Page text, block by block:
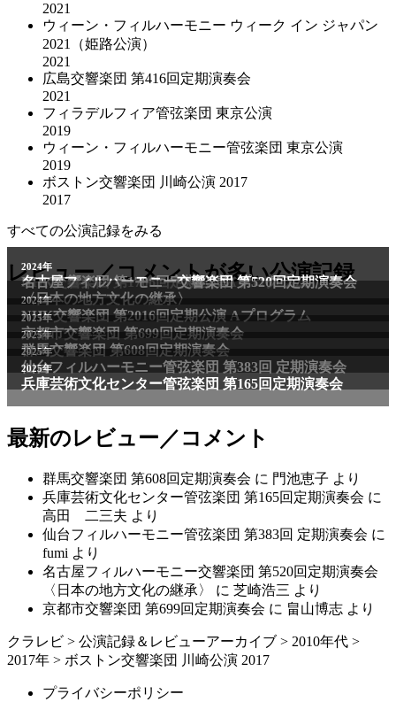
2021
ウィーン・フィルハーモニー ウィーク イン ジャパン
2021（姫路公演）
2021
広島交響楽団 第416回定期演奏会
2021
フィラデルフィア管弦楽団 東京公演
2019
ウィーン・フィルハーモニー管弦楽団 東京公演
2019
ボストン交響楽団 川崎公演 2017
2017
すべての公演記録をみる
レビュー／コメントが多い公演記録
2011年
NHK交響楽団 第1706回定期公演Aプログラム
2024年
名古屋フィルハーモニー交響楽団 第520回定期演奏会
〈日本の地方文化の継承〉
2024年
NHK交響楽団 第2016回定期公演 Aプログラム
2025年
京都市交響楽団 第699回定期演奏会
2025年
群馬交響楽団 第608回定期演奏会
2025年
仙台フィルハーモニー管弦楽団 第383回 定期演奏会
2025年
兵庫芸術文化センター管弦楽団 第165回定期演奏会
最新のレビュー／コメント
群馬交響楽団 第608回定期演奏会 に 門池恵子 より
兵庫芸術文化センター管弦楽団 第165回定期演奏会 に
高田 二三夫 より
仙台フィルハーモニー管弦楽団 第383回 定期演奏会 に
fumi より
名古屋フィルハーモニー交響楽団 第520回定期演奏会
〈日本の地方文化の継承〉
に 芝崎浩三 より
京都市交響楽団 第699回定期演奏会 に 畠山博志 より
クラレビ > 公演記録＆レビューアーカイブ > 2010年代 >
2017年 > ボストン交響楽団 川崎公演 2017
プライバシーポリシー